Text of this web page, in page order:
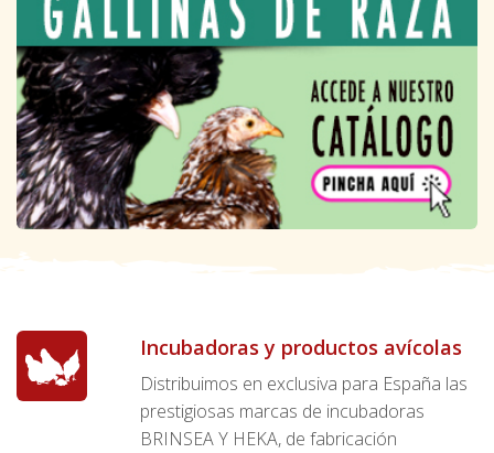
Incubadoras y productos avícolas
Distribuimos en exclusiva para España las
prestigiosas marcas de incubadoras
BRINSEA Y HEKA, de fabricación